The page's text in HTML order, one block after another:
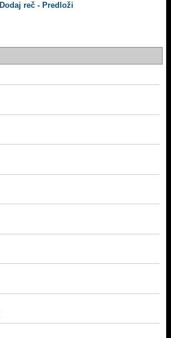
Dodaj reč - Predloži